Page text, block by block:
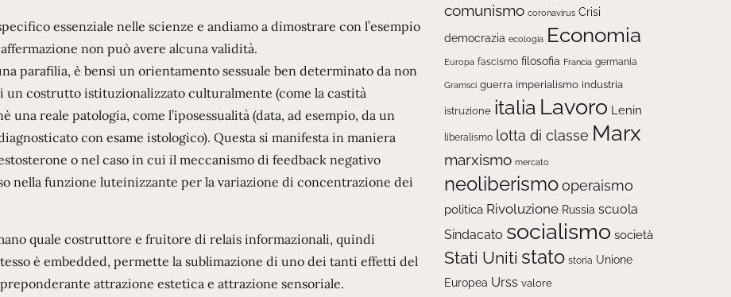
essenziale nelle scienze e andiamo a dimostrare con l’esempio
non può avere alcuna validità.
parafilia, è bensì un orientamento sessuale ben determinato da non
costrutto istituzionalizzato culturalmente (come la castità
una reale patologia, come l’iposessualità (data, ad esempio, da un
con esame istologico). Questa si manifesta in maniera
o nel caso in cui il meccanismo di feedback negativo
nella funzione luteinizzante per la variazione di concentrazione dei
quale costruttore e fruitore di relais informazionali, quindi
è embedded, permette la sublimazione di uno dei tanti effetti del
attrazione estetica e attrazione sensoriale.
comunismo coronavirus Crisi
democrazia ecologia Economia
Europa fascismo filosofia Francia germania
Gramsci guerra imperialismo industria
istruzione italia Lavoro Lenin
liberalismo lotta di classe Marx
marxismo mercato
neoliberismooperaismo
politica Rivoluzione Russia scuola
Sindacato socialismo società
Stati Uniti stato storia Unione
Europea Urss valore